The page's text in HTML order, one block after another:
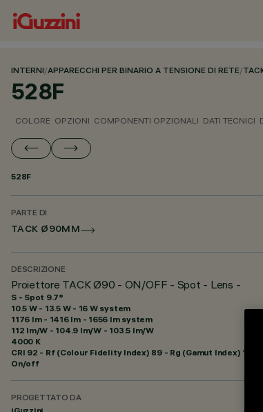
INTERNI/APPARECCHI PER BINARIO A TENSIONE DI RETE/
528F
COLORE OPZIONI COMPONENTI OPZIONALI DATI TECNICI
528F
PARTE DI
TACK Ø90MM
DESCRIZIONE
Proiettore TACK Ø90 - ON/OFF - Spot - Lens -
S - Spot 9.7°
10.5 W - 13.5 W - 16 W system
1176 lm - 1416 lm - 1656 lm system
112 lm/W - 104.9 lm/W - 103.5 lm/W
4000 K
CRI 92 - Rf (Colour Fidelity Index) 89 - Rg (Gamut Index) 102
On/off
PROGETTATO DA